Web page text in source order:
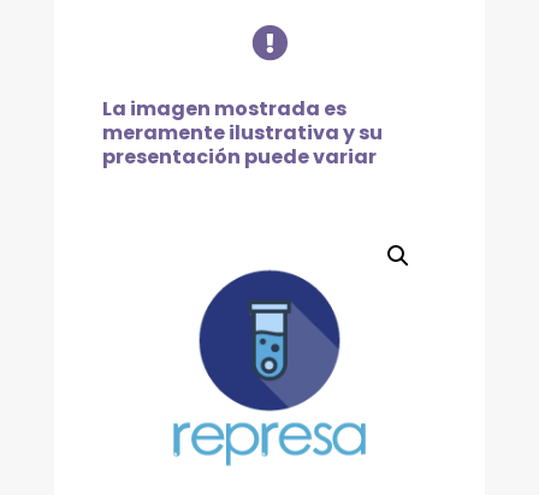

La imagen mostrada es
meramente ilustrativa y su
presentación puede variar